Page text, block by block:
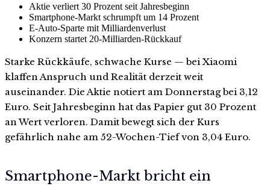
Aktie verliert 30 Prozent seit Jahresbeginn
Smartphone-Markt schrumpft um 14 Prozent
E-Auto-Sparte mit Milliardenverlust
Konzern startet 20-Milliarden-Rückkauf
Starke Rückkäufe, schwache Kurse — bei Xiaomi
klaffen Anspruch und Realität derzeit weit
auseinander. Die Aktie notiert am Donnerstag bei 3,12
Euro. Seit Jahresbeginn hat das Papier gut 30 Prozent
an Wert verloren. Damit bewegt sich der Kurs
gefährlich nahe am 52-Wochen-Tief von 3,04 Euro.
Smartphone-Markt bricht ein